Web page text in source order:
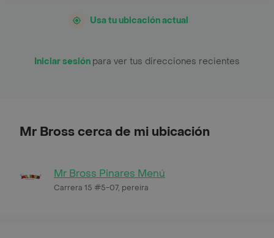
Usa tu ubicación actual
Iniciar sesión para ver tus direcciones recientes
Mr Bross cerca de mi ubicación
Mr Bross Pinares Menú
Carrera 15 #5-07, pereira